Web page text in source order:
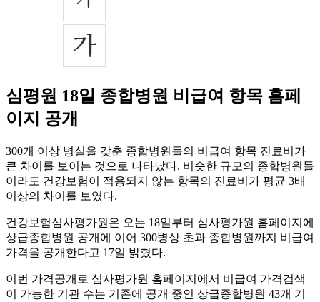
심평원 18일 종합병원 비급여 항목 홈페
이지 공개
300개 이상 병실을 갖춘 종합병원들의 비급여 항목 진료비가
큰 차이를 보이는 것으로 나타났다. 비슷한 규모의 종합병원들
이라도 건강보험이 적용되지 않는 항목의 진료비가 평균 3배
이상의 차이를 보였다.
건강보험심사평가원은 오는 18일부터 심사평가원 홈페이지에
상급종합병원 공개에 이어 300병상 초과 종합병원까지 비급여
가격을 공개한다고 17일 밝혔다.
이번 가격공개로 심사평가원 홈페이지에서 비급여 가격검색
이 가능한 기관 수는 기존에 공개 중인 상급종합병원 43개 기